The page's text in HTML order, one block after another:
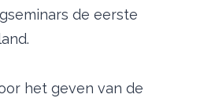
de eerste
het geven van de